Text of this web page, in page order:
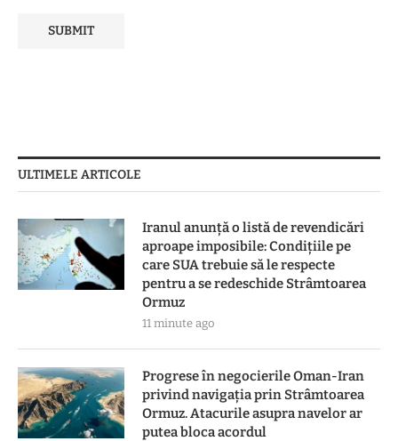
ULTIMELE ARTICOLE
Iranul anunță o listă de revendicări
aproape imposibile: Condițiile pe
care SUA trebuie să le respecte
pentru a se redeschide Strâmtoarea
Ormuz
11 minute ago
Progrese în negocierile Oman-Iran
privind navigația prin Strâmtoarea
Ormuz. Atacurile asupra navelor ar
putea bloca acordul